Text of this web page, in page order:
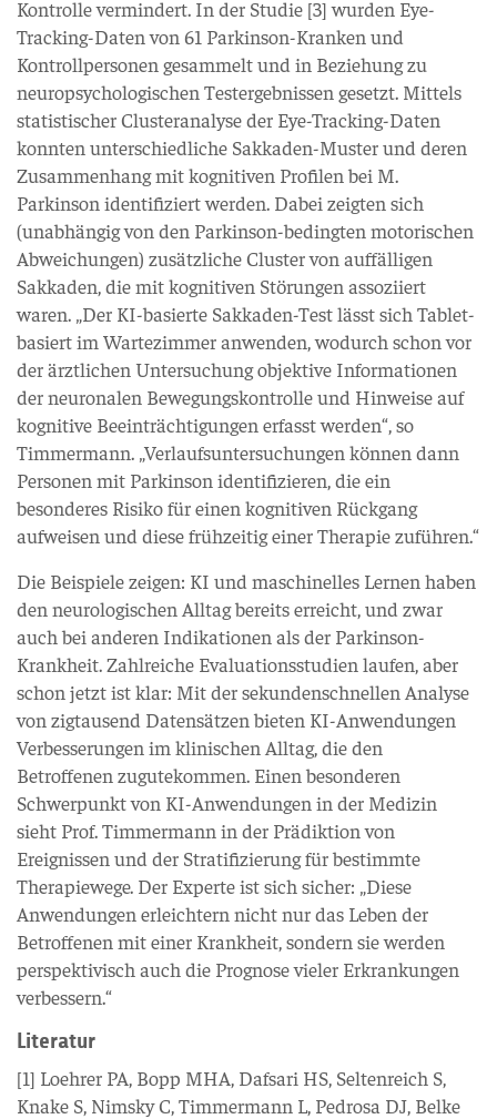
Kontrolle vermindert. In der Studie [3] wurden Eye-
Tracking-Daten von 61 Parkinson-Kranken und
Kontrollpersonen gesammelt und in Beziehung zu
neuropsychologischen Testergebnissen gesetzt. Mittels
statistischer Clusteranalyse der Eye-Tracking-Daten
konnten unterschiedliche Sakkaden-Muster und deren
Zusammenhang mit kognitiven Profilen bei M.
Parkinson identifiziert werden. Dabei zeigten sich
(unabhängig von den Parkinson-bedingten motorischen
Abweichungen) zusätzliche Cluster von auffälligen
Sakkaden, die mit kognitiven Störungen assoziiert
waren. „Der KI-basierte Sakkaden-Test lässt sich Tablet-
basiert im Wartezimmer anwenden, wodurch schon vor
der ärztlichen Untersuchung objektive Informationen
der neuronalen Bewegungskontrolle und Hinweise auf
kognitive Beeinträchtigungen erfasst werden“, so
Timmermann. „Verlaufsuntersuchungen können dann
Personen mit Parkinson identifizieren, die ein
besonderes Risiko für einen kognitiven Rückgang
aufweisen und diese frühzeitig einer Therapie zuführen.“
Die Beispiele zeigen: KI und maschinelles Lernen haben
den neurologischen Alltag bereits erreicht, und zwar
auch bei anderen Indikationen als der Parkinson-
Krankheit. Zahlreiche Evaluationsstudien laufen, aber
schon jetzt ist klar: Mit der sekundenschnellen Analyse
von zigtausend Datensätzen bieten KI-Anwendungen
Verbesserungen im klinischen Alltag, die den
Betroffenen zugutekommen. Einen besonderen
Schwerpunkt von KI-Anwendungen in der Medizin
sieht Prof. Timmermann in der Prädiktion von
Ereignissen und der Stratifizierung für bestimmte
Therapiewege. Der Experte ist sich sicher: „Diese
Anwendungen erleichtern nicht nur das Leben der
Betroffenen mit einer Krankheit, sondern sie werden
perspektivisch auch die Prognose vieler Erkrankungen
verbessern.“
Literatur
[1] Loehrer PA, Bopp MHA, Dafsari HS, Seltenreich S,
Knake S, Nimsky C, Timmermann L, Pedrosa DJ, Belke